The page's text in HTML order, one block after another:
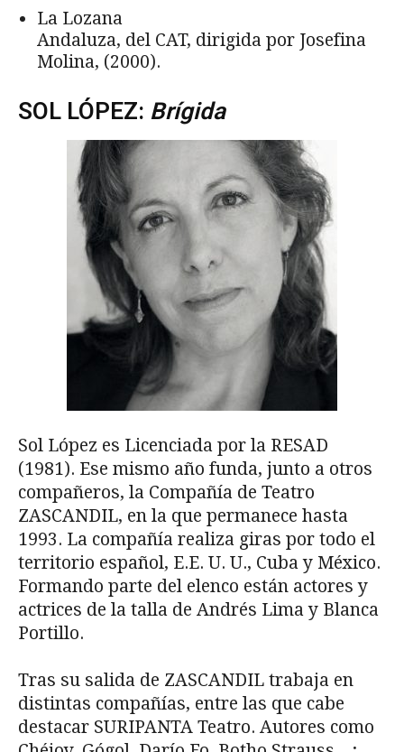
La Lozana
Andaluza, del CAT, dirigida por Josefina
Molina, (2000).
SOL LÓPEZ: Brígida
Sol López es Licenciada por la RESAD
(1981). Ese mismo año funda, junto a otros
compañeros, la Compañía de Teatro
ZASCANDIL, en la que permanece hasta
1993. La compañía realiza giras por todo el
territorio español, E.E. U. U., Cuba y México.
Formando parte del elenco están actores y
actrices de la talla de Andrés Lima y Blanca
Portillo.
Tras su salida de ZASCANDIL trabaja en
distintas compañías, entre las que cabe
destacar SURIPANTA Teatro. Autores como